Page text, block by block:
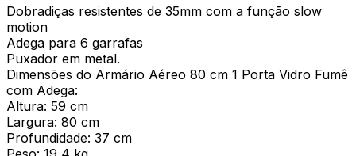
Dobradiças resistentes de 35mm com a função slow
motion
Adega para 6 garrafas
Puxador em metal.
Dimensões do Armário Aéreo 80 cm 1 Porta Vidro Fumê
com Adega:
Altura: 59 cm
Largura: 80 cm
Profundidade: 37 cm